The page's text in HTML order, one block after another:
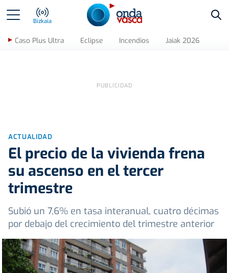
Bizkaia
Caso Plus Ultra Eclipse Incendios Jaiak 2026
ACTUALIDAD
El precio de la vivienda frena
su ascenso en el tercer
trimestre
Subió un 7,6% en tasa interanual, cuatro décimas
por debajo del crecimiento del trimestre anterior